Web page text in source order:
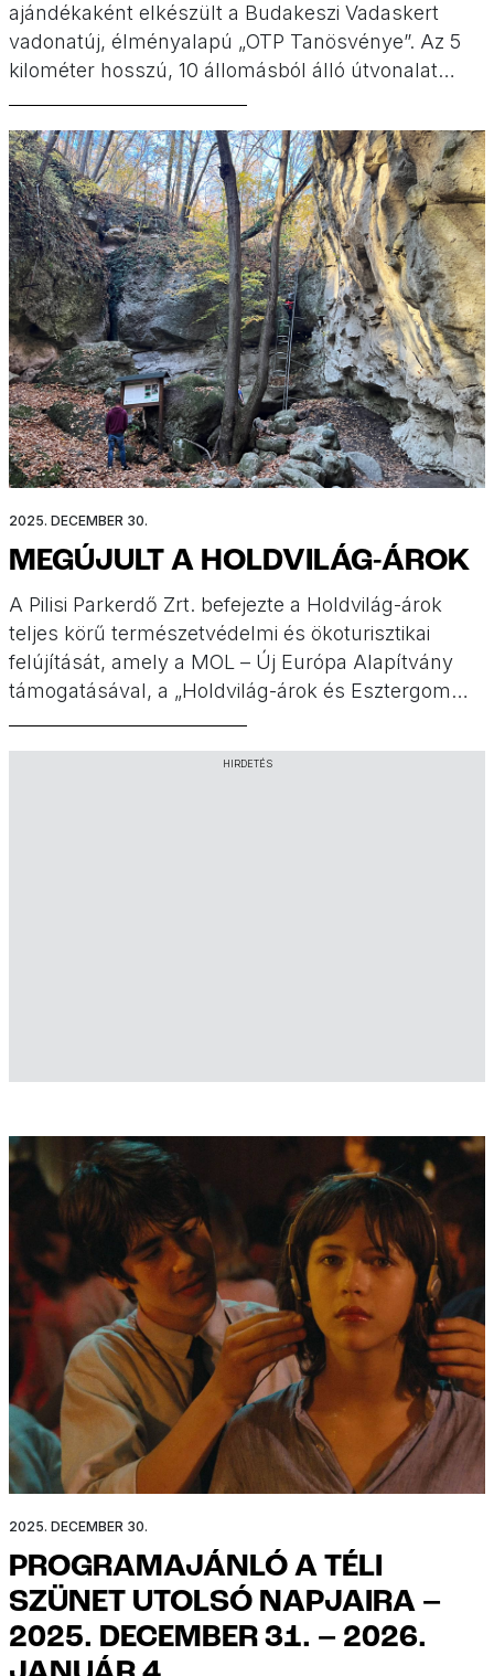
ajándékaként elkészült a Budakeszi Vadaskert
vadonatúj, élményalapú „OTP Tanösvénye”. Az 5
kilométer hosszú, 10 állomásból álló útvonalat
2025. DECEMBER 30.
MEGÚJULT A HOLDVILÁG-ÁROK
A Pilisi Parkerdő Zrt. befejezte a Holdvilág-árok
teljes körű természetvédelmi és ökoturisztikai
felújítását, amely a MOL – Új Európa Alapítvány
támogatásával, a „Holdvilág-árok és Esztergom
program második ütemeként valósult meg. A
HIRDETÉS
2025. DECEMBER 30.
PROGRAMAJÁNLÓ A TÉLI
SZÜNET UTOLSÓ NAPJAIRA –
2025. DECEMBER 31. – 2026.